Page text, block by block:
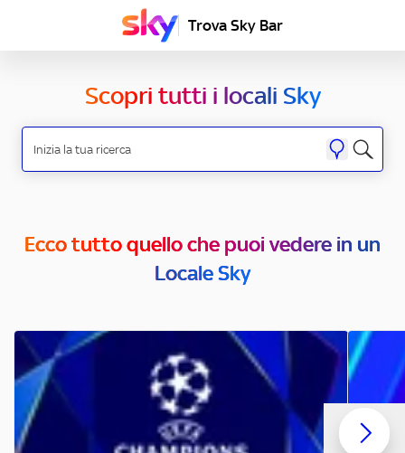
Trova Sky Bar
Scopri tutti i locali Sky
Ecco tutto quello che puoi vedere in un
Locale Sky